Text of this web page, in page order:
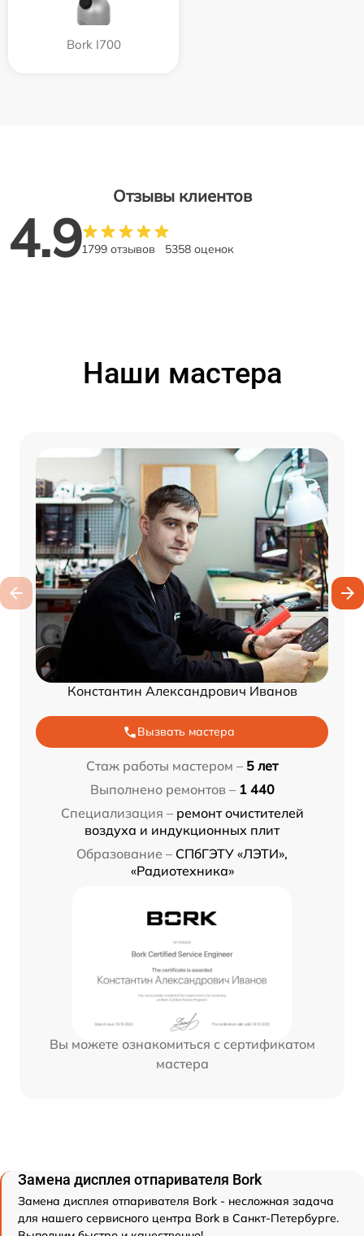
Bork I700
Отзывы клиентов
4.91799 отзывов 5358 оценок
Наши мастера
Константин Александрович Иванов
Вызвать мастера
Стаж работы мастером – 5 лет
Выполнено ремонтов – 1 440
Специализация – ремонт очистителей
воздуха и индукционных плит
Образование – СПбГЭТУ «ЛЭТИ»,
«Радиотехника»
Вы можете ознакомиться с сертификатом
мастера
Замена дисплея отпаривателя Bork
Замена дисплея отпаривателя Bork - несложная задача
для нашего сервисного центра Bork в Санкт-Петербурге.